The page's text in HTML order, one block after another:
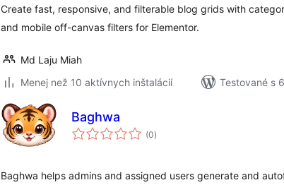
Create fast, responsive, and filterable blog grids with
and mobile off-canvas filters for Elementor.
Md Laju Miah
Menej než 10 aktívnych inštalácií
Testované s
Baghwa
(0celkové
hodnotenie
)
Baghwa helps admins and assigned users generate and